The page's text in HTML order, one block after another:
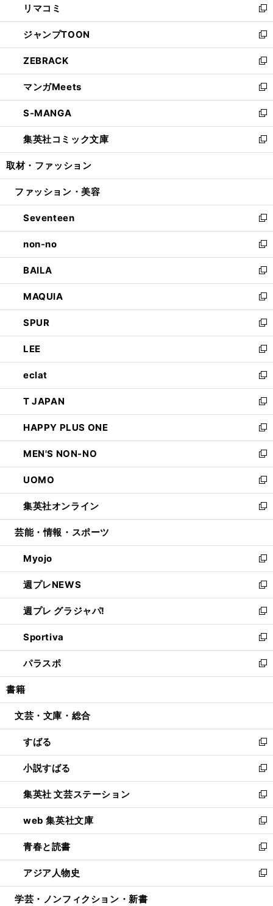
で
開
く
ド
ウ
で
開
く
ィ
ン
ド
ウ
で
開
く
い
ウ
ィ
ン
ド
ウ
で
開
く
リマコミ
新
し
い
ウ
ィ
ン
ド
ウ
で
開
く
ジャンプTOON
新
し
い
ウ
ィ
ン
ド
ウ
で
開
ZEBRACK
新
し
い
ウ
ィ
ン
ド
ウ
開
マンガMeets
新
し
い
ウ
ィ
ン
ウ
開
く
S-MANGA
新
し
い
ウ
ン
ウ
で
開
く
集英社コミック文庫
新
し
ウ
ン
ド
ウ
で
開
く
取材・ファッション
ファッション・美容
Seventeen
新
し
い
ウ
ィ
ン
ド
ウ
で
開
く
non-no
新
し
い
ウ
ィ
ン
ド
ウ
で
開
く
BAILA
新
し
い
ウ
ィ
ン
ド
ウ
で
開
く
MAQUIA
新
し
い
ウ
ィ
ン
ド
ウ
で
開
く
SPUR
新
し
い
ウ
ィ
ン
ド
ウ
で
開
く
LEE
新
し
い
ウ
ィ
ン
ド
ウ
で
開
く
eclat
新
し
い
ウ
ィ
ン
ド
ウ
で
開
く
T JAPAN
新
し
い
ウ
ィ
ン
ド
ウ
で
開
HAPPY PLUS ONE
新
し
い
ウ
ィ
ン
ド
ウ
開
く
MEN'S NON-NO
新
し
い
ウ
ィ
ン
ウ
で
開
く
UOMO
新
し
い
ウ
ン
ド
ウ
で
開
く
集英社オンライン
新
し
ウ
ィ
ン
ド
ウ
で
開
く
芸能・情報・スポーツ
Myojo
新
し
い
ウ
ィ
ン
ド
ウ
で
開
週プレNEWS
新
し
い
ウ
ィ
ン
ド
ウ
開
週プレ グラジャパ!
新
し
い
ウ
ィ
ン
ウ
開
く
Sportiva
新
し
い
ウ
ン
ウ
で
開
く
パラスポ
新
し
ウ
ン
ド
ウ
で
開
く
書籍
文芸・文庫・総合
すばる
新
し
い
ウ
ィ
ン
ド
ウ
で
開
く
小説すばる
新
し
い
ウ
ィ
ン
ド
ウ
で
開
集英社 文芸ステーション
新
し
い
ウ
ィ
ン
ド
ウ
web 集英社文庫
新
し
い
ウ
ィ
ン
青春と読書
新
し
い
ウ
アジア人物史
新
し
学芸・ノンフィクション・新書